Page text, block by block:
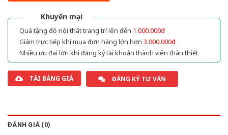
Khuyến mại
Quà tặng đồ nội thất trang trí lên đến 1.000.000đ
Giảm trực tiếp khi mua đơn hàng lớn hơn 3.000.000đ
Nhiều ưu đãi lớn khi đăng ký tài khoản thành viên thân thiết
TẢI BẢNG GIÁ ĐĂNG KÝ TƯ VẤN
ĐÁNH GIÁ (0)